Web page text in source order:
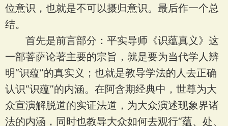
位意识，也就是不可以摄归意识。最后作一个总
结。
首先是前言部分：平实导师《识蕴真义》这
一部菩萨论著主要的宗旨，就是要为当代学人辨
明“识蕴”的真实义；也就是教导学法的人去正确
认识“识蕴”的内涵。在阿含期经典中，世尊为大
众宣演解脱道的实证法道，为大众演述现象界诸
法的内涵，同时也教导大众如何去观行“蕴、处、